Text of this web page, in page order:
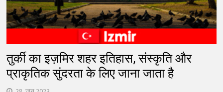
तुर्की का इज़मिर शहर इतिहास, संस्कृति और
प्राकृतिक सुंदरता के लिए जाना जाता है